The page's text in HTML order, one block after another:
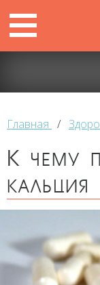
Главная /
К чему
кальция